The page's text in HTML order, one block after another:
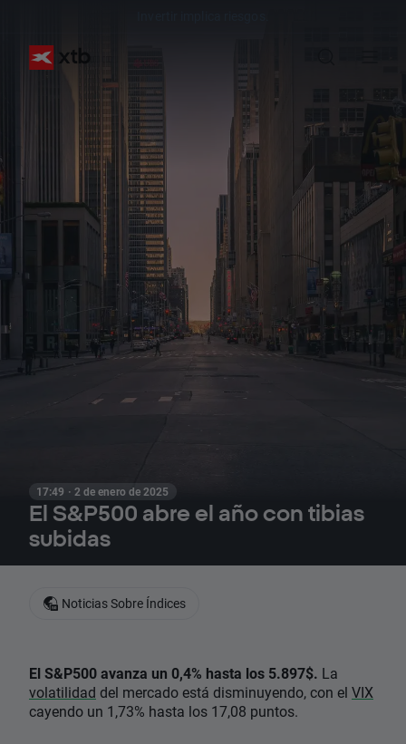
17:49 · 2 de enero de 2025
El S&P500 abre el año con tibias
subidas
El S&P500 avanza un 0,4% hasta los 5.897$. La
volatilidad del mercado está disminuyendo, con el VIX
cayendo un 1,73% hasta los 17,08 puntos.
Noticias Sobre Índices